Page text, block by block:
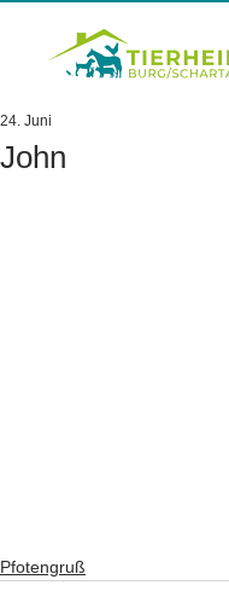
John
24. Juni
Pfotengruß